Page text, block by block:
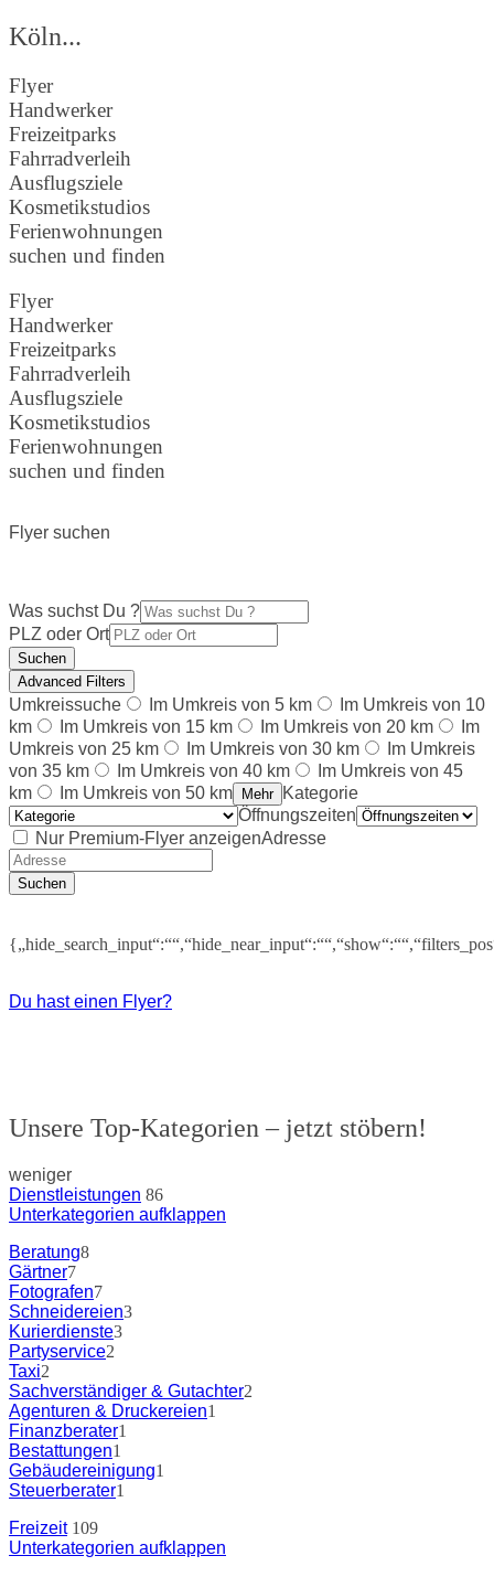
Köln...
Flyer
Handwerker
Freizeitparks
Fahrradverleih
Ausflugsziele
Kosmetikstudios
Ferienwohnungen
suchen und finden
Flyer
Handwerker
Freizeitparks
Fahrradverleih
Ausflugsziele
Kosmetikstudios
Ferienwohnungen
suchen und finden
Flyer suchen
Was suchst Du ?
PLZ oder Ort
Suchen
Advanced Filters
Umkreissuche Im Umkreis von 5 km
Im Umkreis von 10
km
Im Umkreis von 15 km Im Umkreis von 20 km
Im
Umkreis von 25 km
Im Umkreis von 30 km
Im Umkreis
von 35 km
Im Umkreis von 40 km
Im Umkreis von 45
km
Im Umkreis von 50 km Mehr
Kategorie
Öffnungszeiten
Nur Premium-Flyer anzeigenAdresse
Suchen
Du hast einen Flyer?
Unsere Top-Kategorien – jetzt stöbern!
weniger
Dienstleistungen 86
Unterkategorien aufklappen
Beratung8
Gärtner7
Fotografen7
Schneidereien3
Kurierdienste3
Partyservice2
Taxi2
Sachverständiger & Gutachter2
Agenturen & Druckereien1
Finanzberater1
Bestattungen1
Gebäudereinigung1
Steuerberater1
Freizeit109
Unterkategorien aufklappen